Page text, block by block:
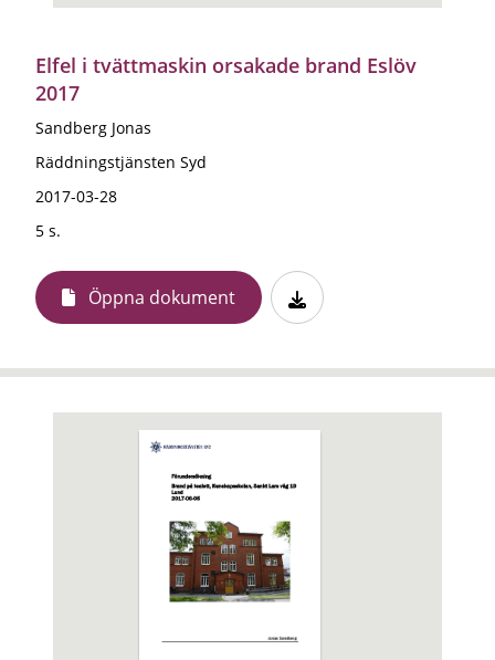
Elfel i tvättmaskin orsakade brand Eslöv
2017
Sandberg Jonas
Räddningstjänsten Syd
2017-03-28
5 s.
Öppna dokument